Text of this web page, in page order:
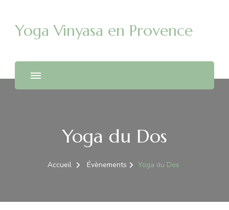
Yoga Vinyasa en Provence
Yoga du Dos
Accueil Évènements Yoga du Dos